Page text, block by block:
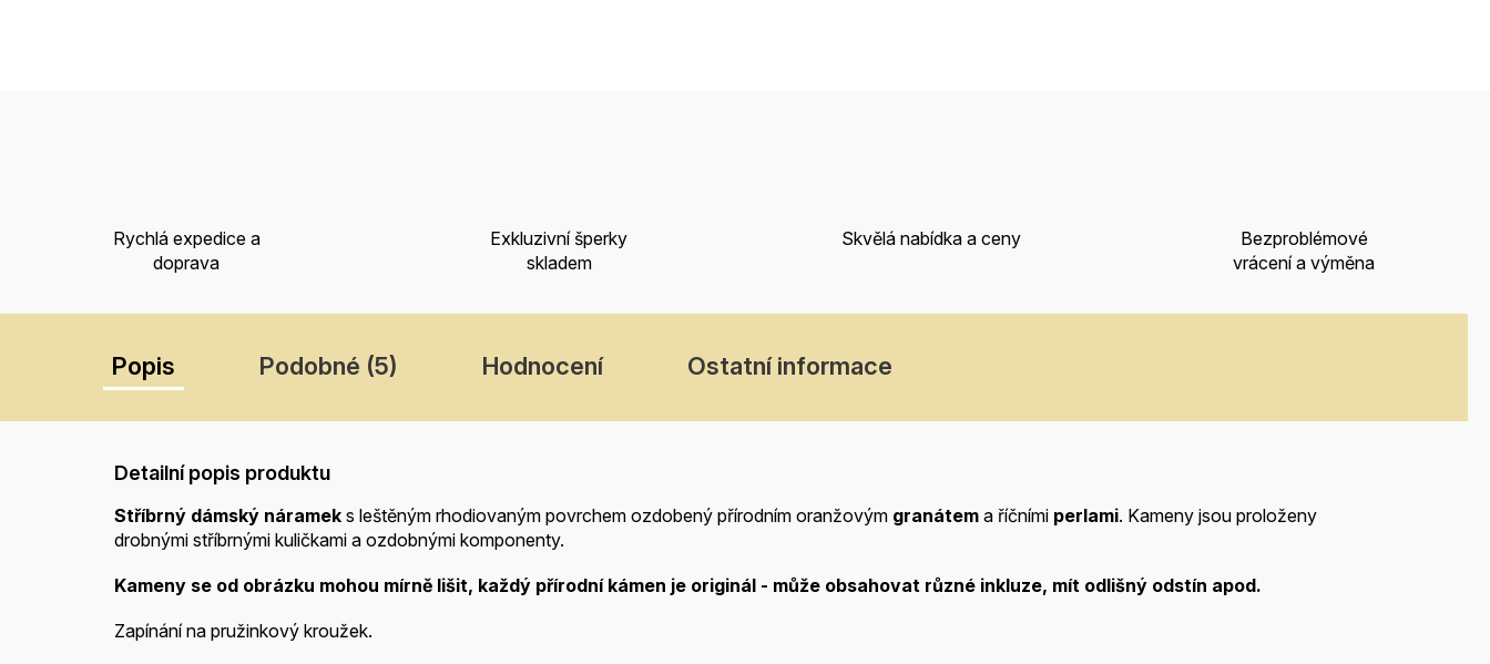
Rychlá expedice a
doprava
Exkluzivní šperky
skladem
Skvělá nabídka a ceny
Bezproblémové
vrácení a výměna
Popis Podobné (5) Hodnocení Ostatní informace
Detailní popis produktu
Stříbrný dámský náramek s leštěným rhodiovaným povrchem ozdobený přírodním oranžovým granátem a říčními perlami. Kameny jsou proloženy
drobnými stříbrnými kuličkami a ozdobnými komponenty.
Kameny se od obrázku mohou mírně lišit, každý přírodní kámen je originál - může obsahovat různé inkluze, mít odlišný odstín apod.
Zapínání na pružinkový kroužek.